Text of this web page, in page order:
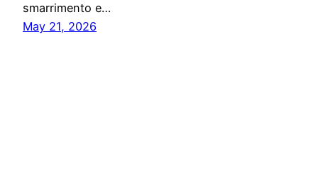
smarrimento e…
May 21, 2026